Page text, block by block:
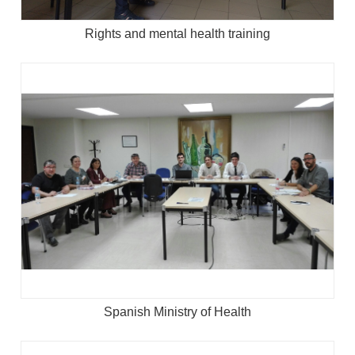
Rights and mental health training
Spanish Ministry of Health